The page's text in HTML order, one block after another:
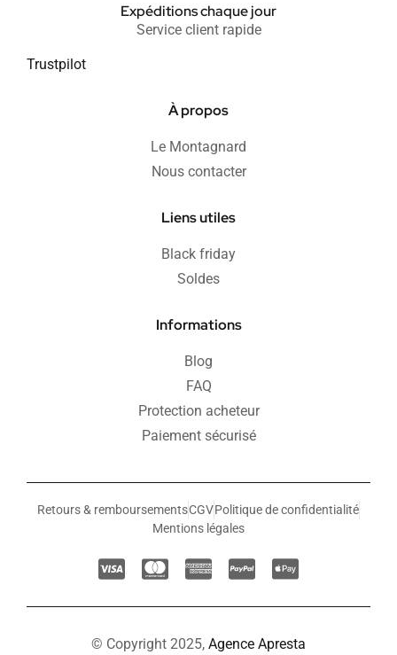
Expéditions chaque jour
Service client rapide
Trustpilot
À propos
Le Montagnard
Nous contacter
Liens utiles
Black friday
Soldes
Informations
Blog
FAQ
Protection acheteur
Paiement sécurisé
Retours & remboursementsCGVPolitique de confidentialité
Mentions légales
© Copyright 2025, Agence Apresta